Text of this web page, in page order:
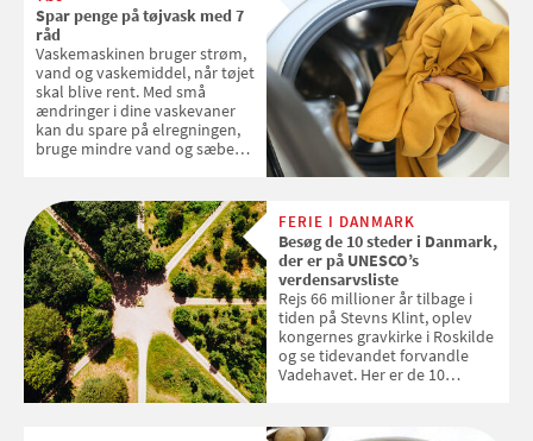
frugt, vi elsker. Konkurrencen
slutter fredag d. 18. september
2026
Spar penge på tøjvask med 7
råd
Vaskemaskinen bruger strøm,
vand og vaskemiddel, når tøjet
skal blive rent. Med små
ændringer i dine vaskevaner
kan du spare på elregningen,
bruge mindre vand og sæbe
enkle råd til at spare penge på
tøjvasken
FERIE I DANMARK
Besøg de 10 steder i Danmark,
der er på UNESCO’s
verdensarvsliste
Rejs 66 millioner år tilbage i
tiden på Stevns Klint, oplev
kongernes gravkirke i Roskilde
og se tidevandet forvandle
Vadehavet. Her er de 10